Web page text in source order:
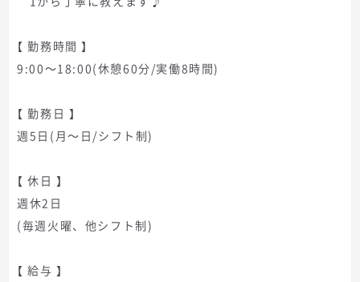
【 勤務時間 】
9:00～18:00(休憩60分/実働8時間)
【 勤務日 】
週5日(月～日/シフト制)
【 休日 】
週休2日
(毎週火曜、他シフト制)
【 給与 】